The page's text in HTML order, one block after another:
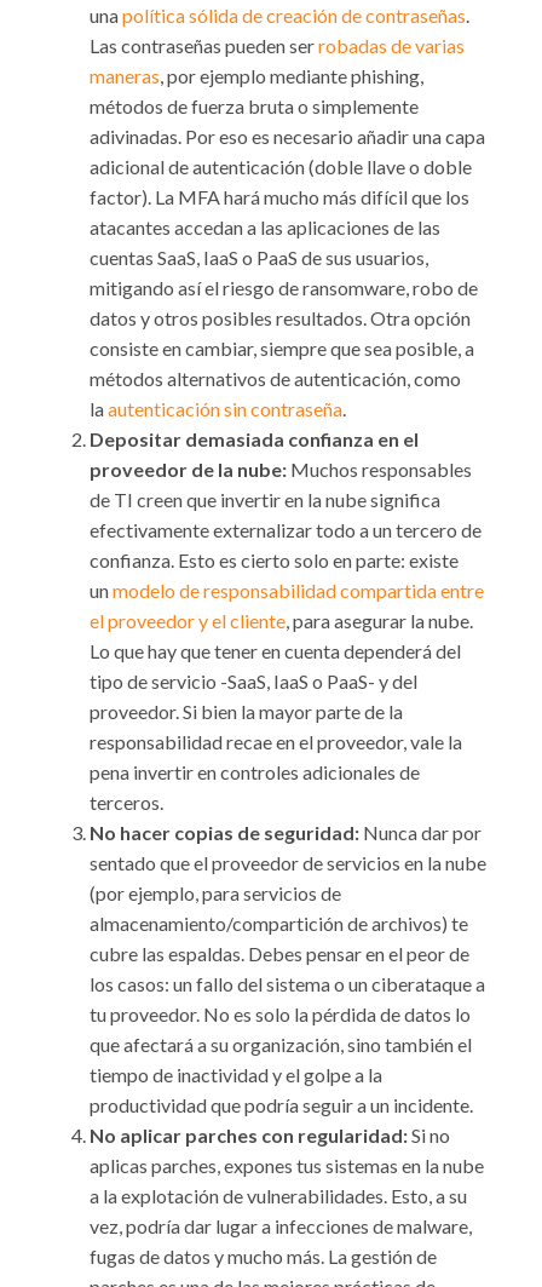
unapolítica sólida de creación de contraseñas.
Las contraseñas pueden serrobadas de varias
maneras, por ejemplo mediante phishing,
métodos de fuerza bruta o simplemente
adivinadas. Por eso es necesario añadir una capa
adicional de autenticación (doble llave o doble
factor). La MFA hará mucho más difícil que los
atacantes accedan a las aplicaciones de las
cuentas SaaS, IaaS o PaaS de sus usuarios,
mitigando así el riesgo de ransomware, robo de
datos y otros posibles resultados. Otra opción
consiste en cambiar, siempre que sea posible, a
métodos alternativos de autenticación, como
laautenticación sin contraseña.
Depositar demasiada confianza en el
proveedor de la nube:Muchos responsables
de TI creen que invertir en la nube significa
efectivamente externalizar todo a un tercero de
confianza. Esto es cierto solo en parte: existe
unmodelo de responsabilidad compartida entre
el proveedor y el cliente, para asegurar la nube.
Lo que hay que tener en cuenta dependerá del
tipo de servicio -SaaS, IaaS o PaaS- y del
proveedor. Si bien la mayor parte de la
responsabilidad recae en el proveedor, vale la
pena invertir en controles adicionales de
terceros.
No hacer copias de seguridad:Nunca dar por
sentado que el proveedor de servicios en la nube
(por ejemplo, para servicios de
almacenamiento/compartición de archivos) te
cubre las espaldas. Debes pensar en el peor de
los casos: un fallo del sistema o un ciberataque a
tu proveedor. No es solo la pérdida de datos lo
que afectará a su organización, sino también el
tiempo de inactividad y el golpe a la
productividad que podría seguir a un incidente.
No aplicar parches con regularidad:Si no
aplicas parches, expones tus sistemas en la nube
a la explotación de vulnerabilidades. Esto, a su
vez, podría dar lugar a infecciones de malware,
fugas de datos y mucho más. La gestión de